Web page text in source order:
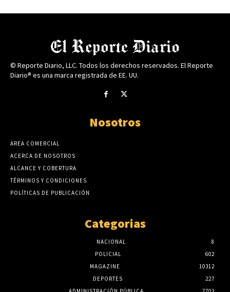
© Reporte Diario, LLC. Todos los derechos reservados. El Reporte
Diario® es una marca registrada de EE. UU.
Nosotros
AREA COMERCIAL
ACERCA DE NOSOTROS
ALCANCE Y COBERTURA
TÉRMINOS Y CONDICIONES
POLÍTICAS DE PUBLICACIÓN
Categorias
NACIONAL
8
POLICIAL
602
MAGAZINE
10312
DEPORTES
227